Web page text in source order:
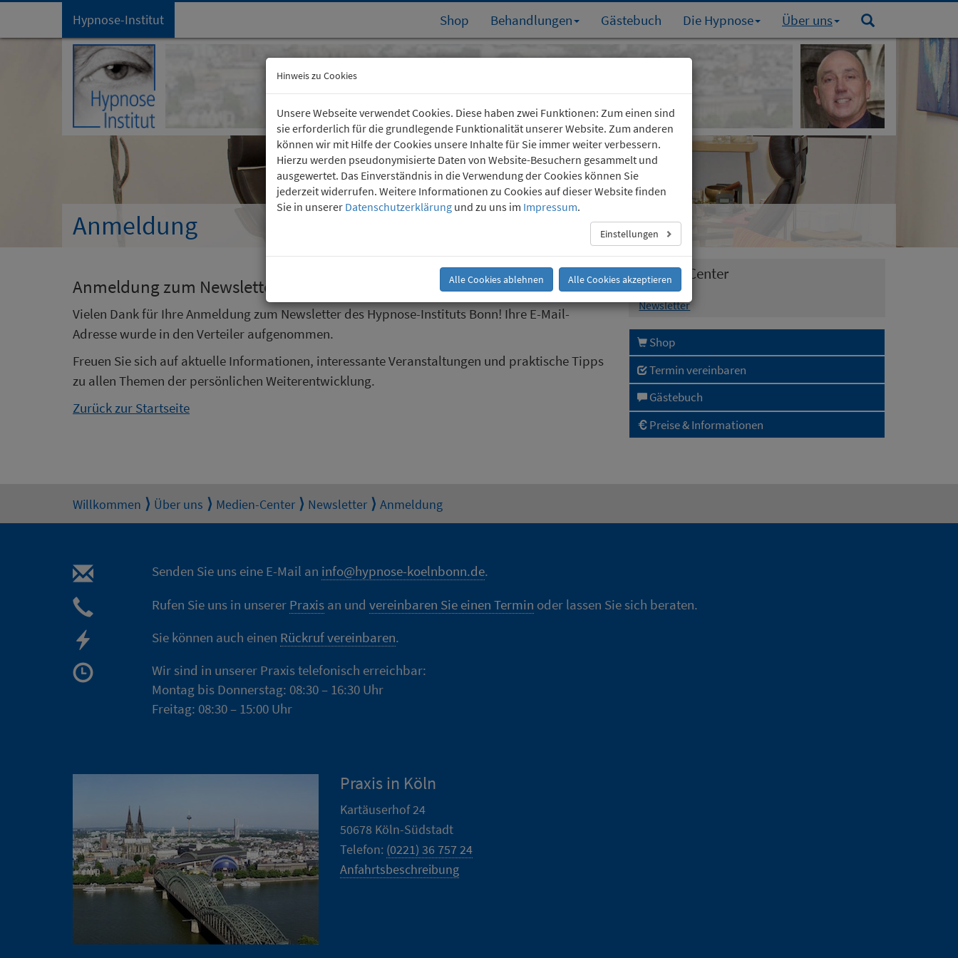
Hypnose-Institut Shop Behandlungen Gästebuch Die Hypnose Über uns
Startseite
Kartäuserhof 24
(0221) 36 757 24
Anmeldung
Anmeldung zum Newsletter
Vielen Dank für Ihre Anmeldung zum Newsletter des Hypnose-Instituts Bonn! Ihre E-Mail-
Adresse wurde in den Verteiler aufgenommen.
Freuen Sie sich auf aktuelle Informationen, interessante Veranstaltungen und praktische Tipps
zu allen Themen der persönlichen Weiterentwicklung.
Zurück zur Startseite
Medien-Center
Newsletter
Shop
Termin vereinbaren
Gästebuch
Preise & Informationen
Willkommen Über uns Medien-Center Newsletter Anmeldung
Senden Sie uns eine E-Mail an info@hypnose-koelnbonn.de.
Rufen Sie uns in unserer Praxis an undvereinbaren Sie einen Termin oder lassen Sie sich beraten.
Sie können auch einen Rückruf vereinbaren.
Wir sind in unserer Praxis telefonisch erreichbar:
Montag bis Donnerstag: 08:30 – 16:30 Uhr
Freitag: 08:30 – 15:00 Uhr
Praxis in Köln
Kartäuserhof 24
50678 Köln-Südstadt
Telefon: (0221) 36 757 24
Anfahrtsbeschreibung
Hinweis zu Cookies
Unsere Webseite verwendet Cookies. Diese haben zwei Funktionen: Zum einen sind
sie erforderlich für die grundlegende Funktionalität unserer Website. Zum anderen
können wir mit Hilfe der Cookies unsere Inhalte für Sie immer weiter verbessern.
Hierzu werden pseudonymisierte Daten von Website-Besuchern gesammelt und
ausgewertet. Das Einverständnis in die Verwendung der Cookies können Sie
jederzeit widerrufen. Weitere Informationen zu Cookies auf dieser Website finden
Sie in unserer Datenschutzerklärung und zu uns im Impressum.
Einstellungen
Alle Cookies ablehnen Alle Cookies akzeptieren